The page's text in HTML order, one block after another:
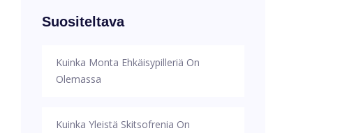
Suositeltava
Kuinka Monta Ehkäisypilleriä On
Olemassa
Kuinka Yleistä Skitsofrenia On